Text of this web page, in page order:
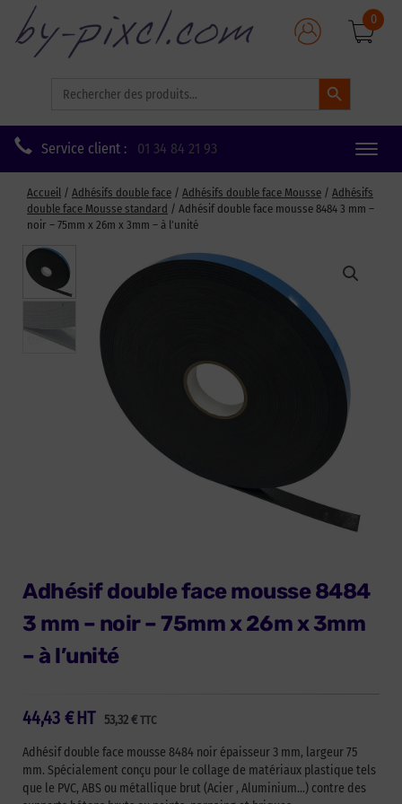
for:
Search Button
0
Service client : 01 34 84 21 93
Toggle
Accueil / Adhésifs double face / Adhésifs double face Mousse / Adhésifs
double face Mousse standard / Adhésif double face mousse 8484 3 mm –
noir – 75mm x 26m x 3mm – à l’unité
Adhésif double face mousse 8484
3 mm – noir – 75mm x 26m x 3mm
– à l’unité
44,43 € 53,32€ TTC
HT
Adhésif double face mousse 8484 noir épaisseur 3 mm, largeur 75
mm. Spécialement conçu pour le collage de matériaux plastique tels
que le PVC, ABS ou métallique brut (Acier , Aluminium…) contre des